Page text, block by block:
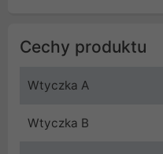
Cechy produktu
Wtyczka A
Wtyczka B